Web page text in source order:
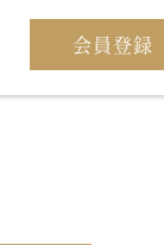
会員登録